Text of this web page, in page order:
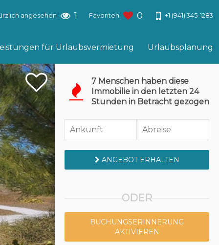
für Urlaubsvermietung Urlaubsplanung
angesehen 1 Favoriten 0 +1 (941) 345-1283
7 Menschen haben diese
Immobilie in den letzten 24
Stunden in Betracht gezogen
ANGEBOT ERHALTEN
ODER
BUCHUNGSERINNERUNG
AKTIVIEREN